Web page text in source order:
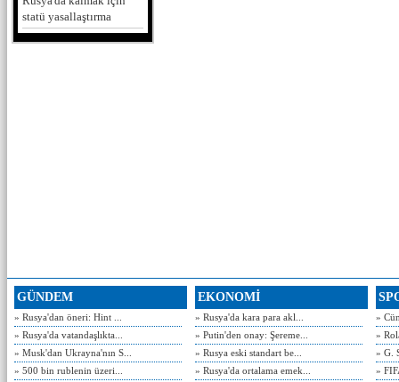
statü yasallaştırma
GÜNDEM
» Rusya'dan öneri: Hint ...
» Rusya'da vatandaşlıkta...
» Musk'dan Ukrayna'nın S...
» 500 bin rublenin üzeri...
EKONOMİ
» Rusya'da kara para akl...
» Putin'den onay: Şereme...
» Rusya eski standart be...
» Rusya'da ortalama emek...
»
»
» G.
»